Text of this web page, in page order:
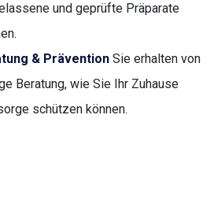
und geprüfte Präparate
& Prävention Sie erhalten von
Beratung, wie Sie Ihr Zuhause
schützen können.